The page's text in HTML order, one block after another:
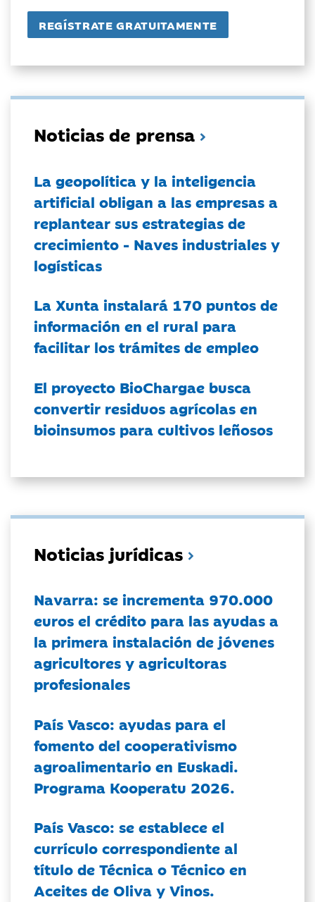
Noticias de prensa
La geopolítica y la inteligencia
artificial obligan a las empresas a
replantear sus estrategias de
crecimiento - Naves industriales y
logísticas
La Xunta instalará 170 puntos de
información en el rural para
facilitar los trámites de empleo
El proyecto BioChargae busca
convertir residuos agrícolas en
bioinsumos para cultivos leñosos
Noticias jurídicas
Navarra: se incrementa 970.000
euros el crédito para las ayudas a
la primera instalación de jóvenes
agricultores y agricultoras
profesionales
País Vasco: ayudas para el
fomento del cooperativismo
agroalimentario en Euskadi.
Programa Kooperatu 2026.
País Vasco: se establece el
currículo correspondiente al
título de Técnica o Técnico en
Aceites de Oliva y Vinos.